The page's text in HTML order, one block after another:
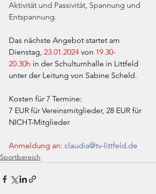
Aktivität und Passivität, Spannung und
Entspannung.
Das nächste Angebot startet am
Dienstag, 23.01.2024 von 19.30-
20.30h in der Schulturnhalle in Littfeld
unter der Leitung von Sabine Scheld.
Kosten für 7 Termine:
7 EUR für Vereinsmitglieder, 28 EUR für
NICHT-Mitglieder
Anmeldung an: claudia@tv-littfeld.de
Sportbereich